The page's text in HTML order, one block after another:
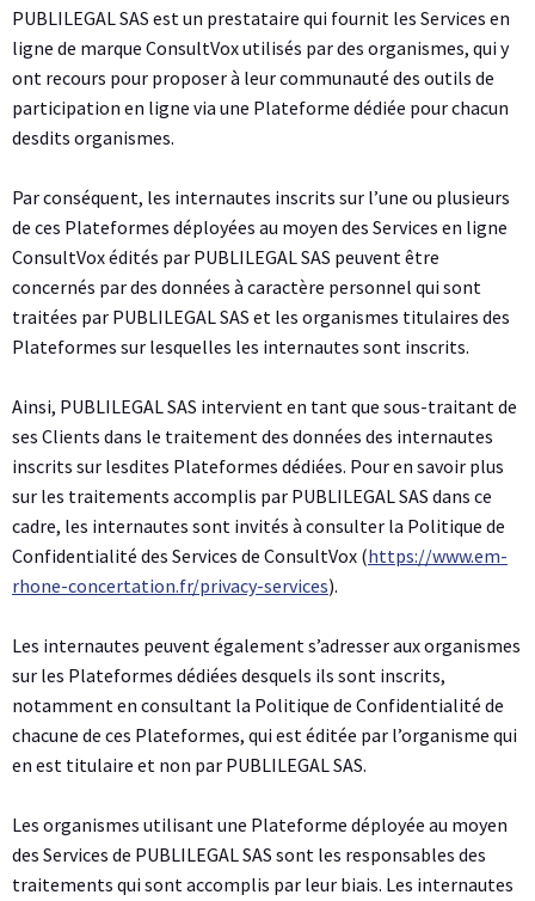
PUBLILEGAL SAS est un prestataire qui fournit les Services en
ligne de marque ConsultVox utilisés par des organismes, qui y
ont recours pour proposer à leur communauté des outils de
participation en ligne via une Plateforme dédiée pour chacun
desdits organismes.
Par conséquent, les internautes inscrits sur l’une ou plusieurs
de ces Plateformes déployées au moyen des Services en ligne
ConsultVox édités par PUBLILEGAL SAS peuvent être
concernés par des données à caractère personnel qui sont
traitées par PUBLILEGAL SAS et les organismes titulaires des
Plateformes sur lesquelles les internautes sont inscrits.
Ainsi, PUBLILEGAL SAS intervient en tant que sous-traitant de
ses Clients dans le traitement des données des internautes
inscrits sur lesdites Plateformes dédiées. Pour en savoir plus
sur les traitements accomplis par PUBLILEGAL SAS dans ce
cadre, les internautes sont invités à consulter la Politique de
Confidentialité des Services de ConsultVox (https://www.em-
rhone-concertation.fr/privacy-services).
Les internautes peuvent également s’adresser aux organismes
sur les Plateformes dédiées desquels ils sont inscrits,
notamment en consultant la Politique de Confidentialité de
chacune de ces Plateformes, qui est éditée par l’organisme qui
en est titulaire et non par PUBLILEGAL SAS.
Les organismes utilisant une Plateforme déployée au moyen
des Services de PUBLILEGAL SAS sont les responsables des
traitements qui sont accomplis par leur biais. Les internautes